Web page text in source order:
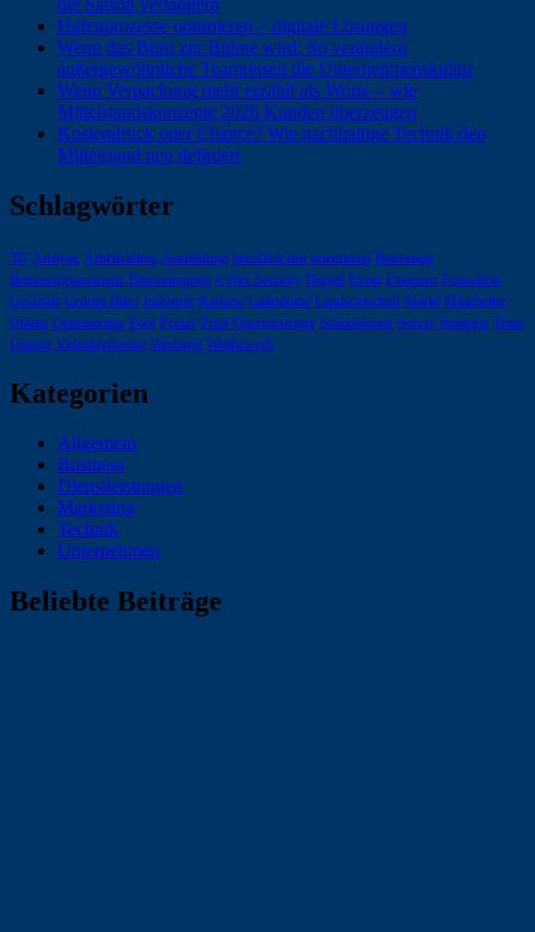
Hafenprozesse optimieren – digitale Lösungen
Wenn das Büro zur Bühne wird: So verändern
außergewöhnliche Teamreisen die Unternehmenskultur
Wenn Verpackung mehr erzählt als Worte – wie
Mittelstandskonzepte 2026 Kunden überzeugen
Kostendruck oder Chance? Wie nachhaltige Technik den
Mittelstand neu definiert
Schlagwörter
3D Analyse Arbeitsklima Ausbildung beruflich neu orientieren Betreuung
Betreuungsassistenz Büroreinigung Cyber Security Digital Event Finanzen Fortschritt
Geschäft Grünes Büro Industrie Kartons Ladenlokal Landwirtschaft Markt Mitarbeiter
Online Optimierung Pool Praxis Print Quereinsteiger Schaufenster Server Strategie Team
Umzug Videokonferenz Werbung Wettbewerb
Kategorien
Allgemein
Business
Dienstleistungen
Marketing
Technik
Unternehmen
Beliebte Beiträge